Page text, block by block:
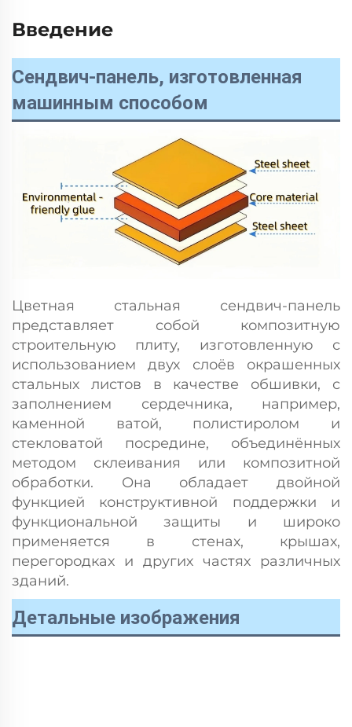
Введение
Сендвич-панель, изготовленная
машинным способом
Цветная стальная сендвич-панель
представляет собой композитную
строительную плиту, изготовленную с
использованием двух слоёв окрашенных
стальных листов в качестве обшивки, с
заполнением сердечника, например,
каменной ватой, полистиролом и
стекловатой посредине, объединённых
методом склеивания или композитной
обработки. Она обладает двойной
функцией конструктивной поддержки и
функциональной защиты и широко
применяется в стенах, крышах,
перегородках и других частях различных
зданий.
Детальные изображения